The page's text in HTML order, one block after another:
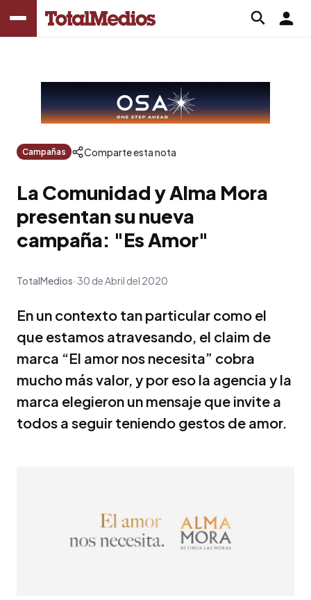
Campañas Comparte esta nota
La Comunidad y Alma Mora
presentan su nueva
campaña: "Es Amor"
TotalMedios 30 de Abril del 2020
En un contexto tan particular como el
que estamos atravesando, el claim de
marca “El amor nos necesita” cobra
mucho más valor, y por eso la agencia y la
marca elegieron un mensaje que invite a
todos a seguir teniendo gestos de amor.